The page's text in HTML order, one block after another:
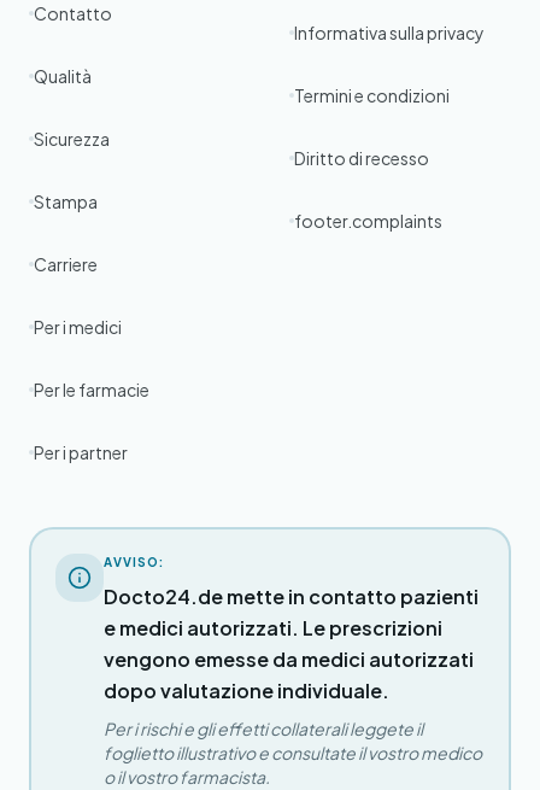
Contatto
Qualità
Sicurezza
Stampa
Carriere
Per i medici
Per le farmacie
Per i partner
Informativa sulla privacy
Termini e condizioni
Diritto di recesso
footer.complaints
AVVISO:
Docto24.de mette in contatto pazienti
e medici autorizzati. Le prescrizioni
vengono emesse da medici autorizzati
dopo valutazione individuale.
Per i rischi e gli effetti collaterali leggete il
foglietto illustrativo e consultate il vostro medico
o il vostro farmacista.